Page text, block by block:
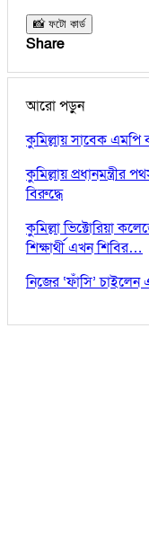
📸 ফটো কার্ড
Share
আরো পড়ুন
কুমিল্লায় সাবেক এমপি
কুমিল্লায়
বিরুদ্ধে
কুমিল্লা ভিক্টোরিয়া
শিক্ষার্থী এখন শিবির…
নিজের ‘ফাঁসি’ চাইলেন